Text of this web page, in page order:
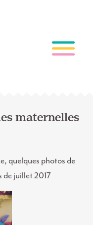
maternelles
quelques photos de
de juillet 2017